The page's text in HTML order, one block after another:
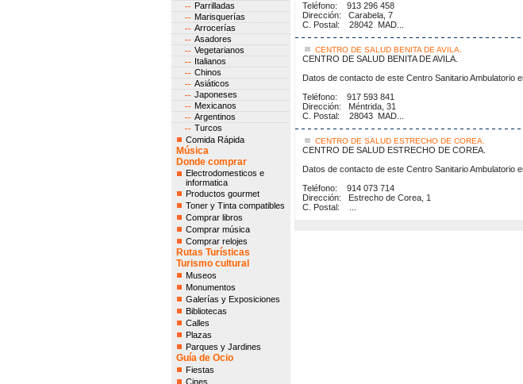
Parrilladas
Marisquerías
Arrocerías
Asadores
Vegetarianos
Italianos
Chinos
Asiáticos
Japoneses
Mexicanos
Argentinos
Turcos
Comida Rápida
Música
Donde comprar
Electrodomesticos e
informatica
Productos gourmet
Toner y Tinta compatibles
Comprar libros
Comprar música
Comprar relojes
Rutas Turísticas
Turismo cultural
Museos
Monumentos
Galerías y Exposiciones
Bibliotecas
Calles
Plazas
Parques y Jardines
Guía de Ocio
Fiestas
Cines
Teléfono: 913 296 458
Dirección: Carabela, 7
C. Postal: 28042 MAD...
CENTRO DE SALUD BENITA DE AVILA.
CENTRO DE SALUD BENITA DE AVILA.
Datos de contacto de este Centro Sanitario Ambulatorio
Teléfono: 917 593 841
Dirección: Méntrida, 31
C. Postal: 28043 MAD...
CENTRO DE SALUD ESTRECHO DE COREA.
CENTRO DE SALUD ESTRECHO DE COREA.
Datos de contacto de este Centro Sanitario Ambulatorio
Teléfono: 914 073 714
Dirección: Estrecho de Corea, 1
C. Postal: ...